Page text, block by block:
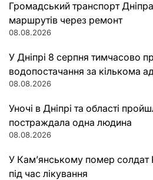
Громадський транспорт
маршрутів через ремонт
08.08.2026
У Дніпрі 8 серпня тимчасово
водопостачання за кількома
08.08.2026
Уночі в Дніпрі та області
постраждала одна людина
08.08.2026
У Кам’янському помер
під час лікування